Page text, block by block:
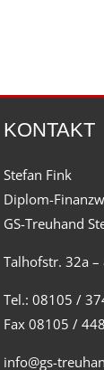
KONTAKT
Stefan Fink
Diplom-
GS-Treuhand
Talhofstr. 32a
Tel.: 08105 /
Fax 08105 /
info@gs-